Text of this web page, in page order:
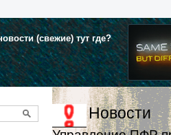
(свежие) тут где?
Новости